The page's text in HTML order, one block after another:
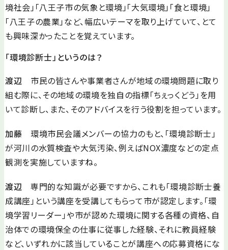
境社会」「八王子市の気象と環境」「大気環境」「食と環境」
「八王子の農業」など、幅広いテーマを取り上げていて、とて
も興味深かったことを覚えています。
「環境診断士」というのは？
渡辺 市民の皆さんや事業者さんが地域の環境問題に取り
組む際に、その地域の環境を独自の指標「ちぇっくどう」を用
いて診断し、また、そのアドバイスを行う役割を担っています。
加藤 環境市民会議メンバーの協力のもと、「環境診断士」
が河川の水質検査や大気汚染、例えばNOX濃度などの定点
観測を実施していますね。
渡辺 専門的な知識が必要ですから、これも「環境診断士養
成講座」という講座を受講してもらって市が認定します。「環
境学習リーダー」や市が認めた環境に関する各種の資格、自
治体での環境保全の仕事に従事した経験、それに教員経験
など、いずれかに該当していることが講座への応募資格にな